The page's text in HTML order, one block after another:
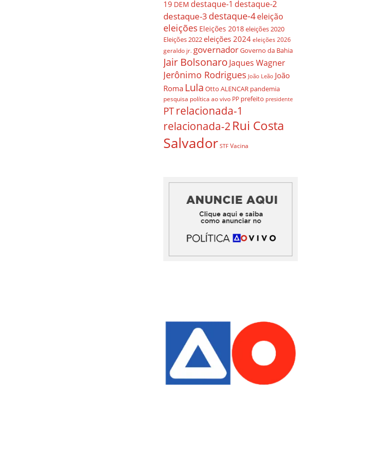
19 DEM destaque-1 destaque-2
destaque-3 destaque-4eleição
eleições Eleições 2018eleições 2020
Eleições 2022eleições 2024 eleições 2026
geraldo jr. governadorGoverno da Bahia
Jair Bolsonaro Jaques Wagner
Jerônimo Rodrigues João Leão João
Roma Lula Otto ALENCAR pandemia
pesquisa política ao vivo PP prefeito presidente
PTrelacionada-1
relacionada-2 Rui Costa
Salvador STF Vacina